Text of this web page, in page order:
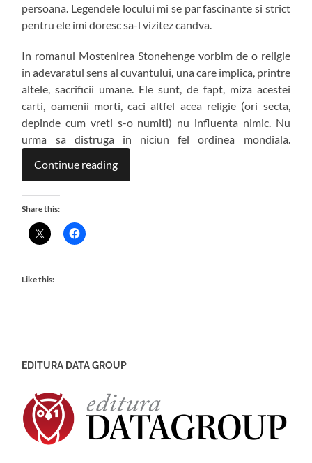
persoana. Legendele locului mi se par fascinante si strict
pentru ele imi doresc sa-l vizitez candva.
In romanul Mostenirea Stonehenge vorbim de o religie
in adevaratul sens al cuvantului, una care implica, printre
altele, sacrificii umane. Ele sunt, de fapt, miza acestei
carti, oamenii morti, caci altfel acea religie (ori secta,
depinde cum vreti s-o numiti) nu influenta nimic. Nu
urma sa distruga in niciun fel ordinea mondiala.
Continue reading
Share this:
Like this:
EDITURA DATA GROUP